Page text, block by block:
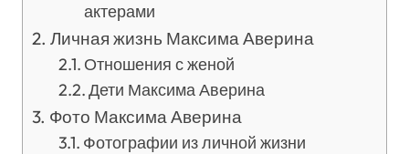
актерами
Личная жизнь Максима Аверина
Отношения с женой
Дети Максима Аверина
Фото Максима Аверина
Фотографии из личной жизни